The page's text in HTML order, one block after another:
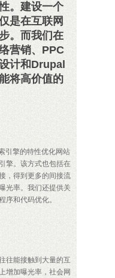
。建设一个
是在互联网
。而我们在
营销、PPC
计和Drupal
将高价值的
引擎的特性优化网站
擎。该方式也包括在
，得到更多的间接流
光率。我们还提供关
和代码优化。
往能接触到大量的互
增加曝光率，社会网